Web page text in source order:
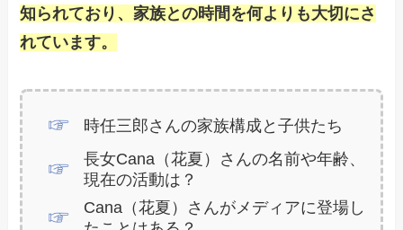
知られており、家族との時間を何よりも大切にさ
れています。
時任三郎さんの家族構成と子供たち
長女Cana（花夏）さんの名前や年齢、
現在の活動は？
Cana（花夏）さんがメディアに登場し